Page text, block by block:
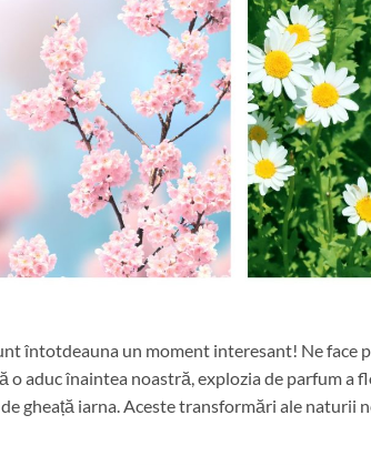
întotdeauna un moment interesant! Ne face
o aduc înaintea noastră, explozia de parfum a
gheață iarna. Aceste transformări ale naturii